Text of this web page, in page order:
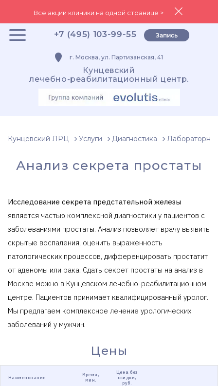
Все акции клиники на одной странице >
+7 (495) 103-99-55 Запись
г. Москва, ул. Партизанская, 41
Кунцевский
лечебно-реабилитационный центр.
Кунцевский ЛРЦ Услуги Диагностика
Анализ секрета простаты
Исследование секрета предстательной железы
является частью комплексной диагностики у пациентов с
заболеваниями простаты. Анализ позволяет врачу выявить
скрытые воспаления, оценить выраженность
патологических процессов, дифференцировать простатит
от аденомы или рака. Сдать секрет простаты на анализ в
Москве можно в Кунцевском лечебно-реабилитационном
центре. Пациентов принимает квалифицированный уролог.
Мы предлагаем комплексное лечение урологических
заболеваний у мужчин.
Цены
Наименование
Время,
мин.
Цена без
скидки,
руб.